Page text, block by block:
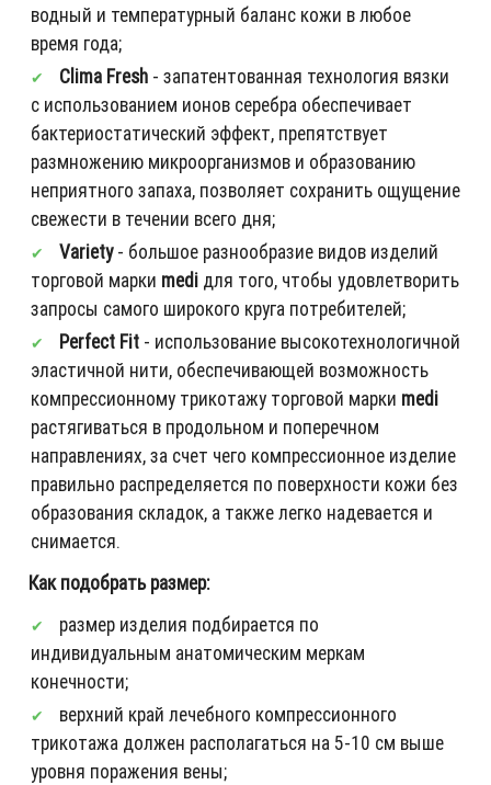
водный и температурный баланс кожи в любое
время года;
Clima Fresh - запатентованная технология вязки
с использованием ионов серебра обеспечивает
бактериостатический эффект, препятствует
размножению микроорганизмов и образованию
неприятного запаха, позволяет сохранить ощущение
свежести в течении всего дня;
Variety- большое разнообразие видов изделий
торговой марки medi для того, чтобы удовлетворить
запросы самого широкого круга потребителей;
Perfect Fit - использование высокотехнологичной
эластичной нити, обеспечивающей возможность
компрессионному трикотажу торговой марки medi
растягиваться в продольном и поперечном
направлениях, за счет чего компрессионное изделие
правильно распределяется по поверхности кожи без
образования складок, а также легко надевается и
снимается.
Как подобрать размер:
размер изделия подбирается по
индивидуальным анатомическим меркам
конечности;
верхний край лечебного компрессионного
трикотажа должен располагаться на 5-10 см выше
уровня поражения вены;